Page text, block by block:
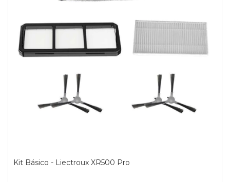
Kit Básico - Liectroux XR500 Pro